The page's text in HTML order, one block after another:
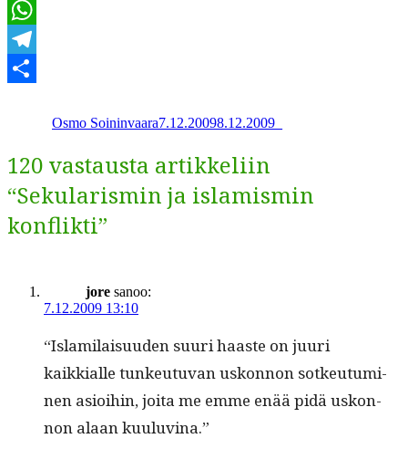
LinkedIn
WhatsApp
Telegram
Osmo Soininvaara7.12.20098.12.2009
120 vastausta artikkeliin
“Sekularismin ja islamismin
konflikti”
jore sanoo:
7.12.2009 13:10
“Islami­laisu­u­den suuri haaste on juuri
kaikkialle tunkeu­tu­van uskon­non sotkeu­tu­mi­
nen asioi­hin, joi­ta me emme enää pidä uskon­
non alaan kuuluvina.”